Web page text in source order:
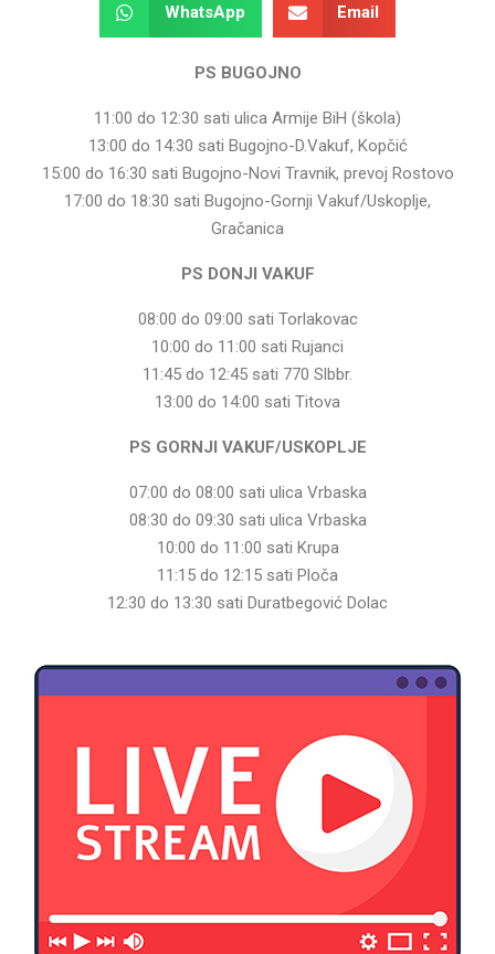
WhatsApp Email
PS BUGOJNO
11:00 do 12:30 sati ulica Armije BiH (škola)
13:00 do 14:30 sati Bugojno-D.Vakuf, Kopčić
15:00 do 16:30 sati Bugojno-Novi Travnik, prevoj Rostovo
17:00 do 18:30 sati Bugojno-Gornji Vakuf/Uskoplje,
Gračanica
PS DONJI VAKUF
08:00 do 09:00 sati Torlakovac
10:00 do 11:00 sati Rujanci
11:45 do 12:45 sati 770 Slbbr.
13:00 do 14:00 sati Titova
PS GORNJI VAKUF/USKOPLJE
07:00 do 08:00 sati ulica Vrbaska
08:30 do 09:30 sati ulica Vrbaska
10:00 do 11:00 sati Krupa
11:15 do 12:15 sati Ploča
12:30 do 13:30 sati Duratbegović Dolac